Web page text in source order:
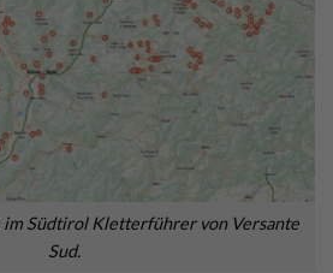
Südtirol Kletterführer von Versante
Sud.